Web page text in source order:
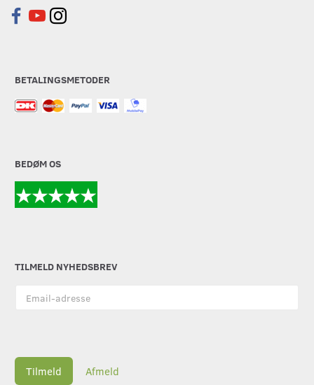
BETALINGSMETODER
BEDØM OS
TILMELD NYHEDSBREV
adresse
Tilmeld Afmeld